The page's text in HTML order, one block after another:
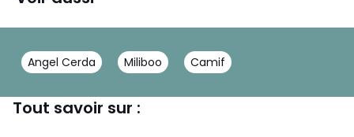
Angel Cerda Miliboo Camif
Tout savoir sur :